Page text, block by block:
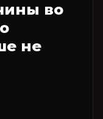
во
не